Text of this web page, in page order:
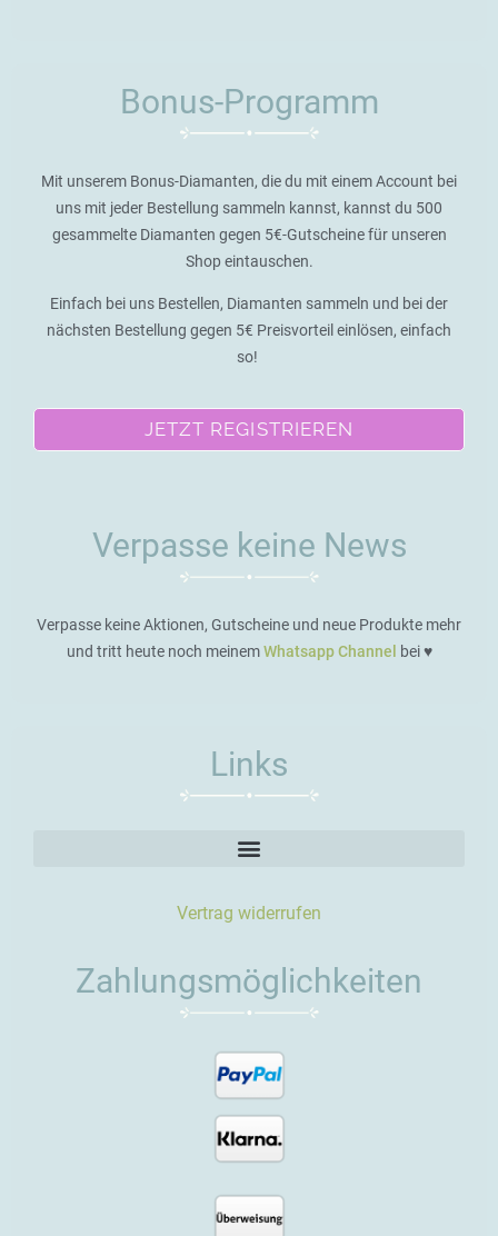
Bonus-Programm
Mit unserem Bonus-Diamanten, die du mit einem Account bei
uns mit jeder Bestellung sammeln kannst, kannst du 500
gesammelte Diamanten gegen 5€-Gutscheine für unseren
Shop eintauschen.
Einfach bei uns Bestellen, Diamanten sammeln und bei der
nächsten Bestellung gegen 5€ Preisvorteil einlösen, einfach
so!
JETZT REGISTRIEREN
Verpasse keine News
Verpasse keine Aktionen, Gutscheine und neue Produkte mehr
und tritt heute noch meinemWhatsapp Channel bei ♥️
Links
Vertrag widerrufen
Zahlungsmöglichkeiten